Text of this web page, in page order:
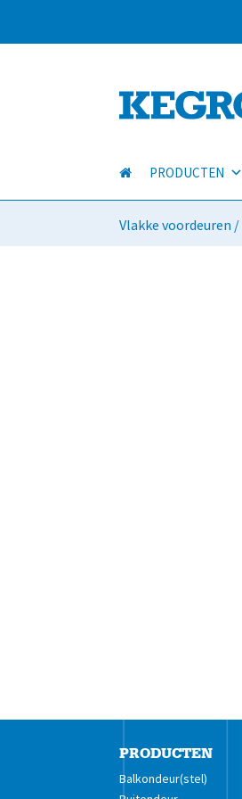
PRODUCTEN
Vlakke voordeuren /
PRODUCTEN
Balkondeur(stel)